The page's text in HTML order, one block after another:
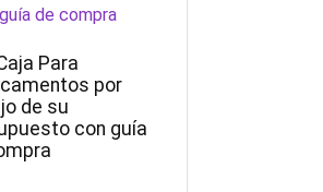
Para
por
de su
con guía